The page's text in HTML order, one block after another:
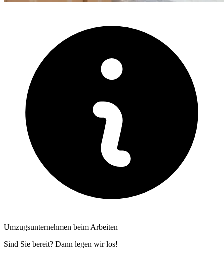
Umzugsunternehmen beim Arbeiten
Sind Sie bereit? Dann legen wir los!